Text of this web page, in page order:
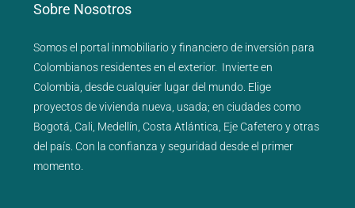
Sobre Nosotros
Somos el portal inmobiliarioyfinancierode inversión para
Colombianos residentes en el exterior. Invierte en
Colombia, desde cualquier lugar del mundo. Elige
proyectos devivienda nueva usada; en ciudades como
Bogotá Cali Medellín Costa Atlántica Eje Cafeteroyotras
del país . Con la confianza y seguridad desde el primer
momento.